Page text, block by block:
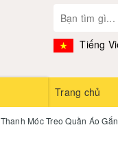
Tiếng
Trang chủ
Thanh Móc Treo Quần Áo